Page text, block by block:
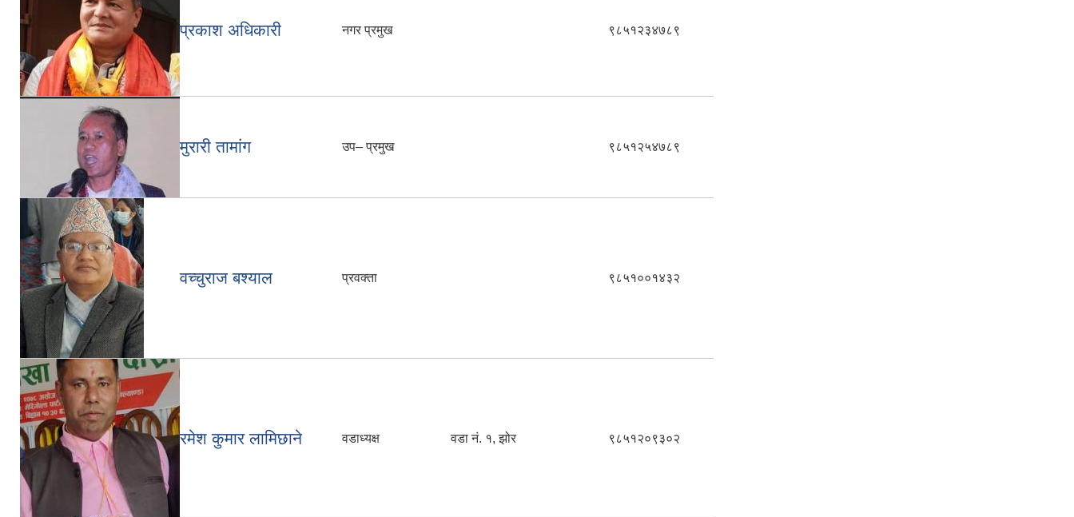
प्रकाश अधिकारी नगर प्रमुख ९८५१२३४७८९
मुरारी तामांग उप– प्रमुख ९८५१२५४७८९
वच्चुराज बश्याल प्रवक्ता ९८५१००१४३२
रमेश कुमार लामिछाने वडाध्यक्ष वडा नं. १, झोर ९८५१२०९३०२